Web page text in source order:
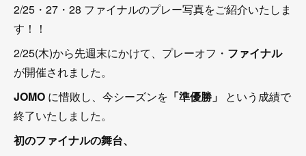
2/25・27・28 ファイナルのプレー写真をご紹介いたしま
す！！
2/25(木)から先週末にかけて、プレーオフ・ ファイナル
が開催されました。
JOMO に惜敗し、今シーズンを 「準優勝」 という成績で
終了いたしました。
初のファイナルの舞台、